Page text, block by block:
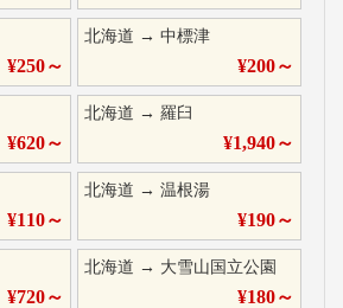
¥250～
北海道 →中標津
¥200～
¥620～
北海道 →羅臼
¥1,940～
¥110～
北海道 →温根湯
¥190～
¥720～
北海道 → 大雪山国立公園
¥180～